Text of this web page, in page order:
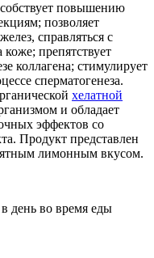
повышению
позволяет
справляться с
препятствует
коллагена; стимулирует
сперматогенеза.
хелатной
и обладает
эффектов со
Продукт представлен
лимонным вкусом.
день во время еды